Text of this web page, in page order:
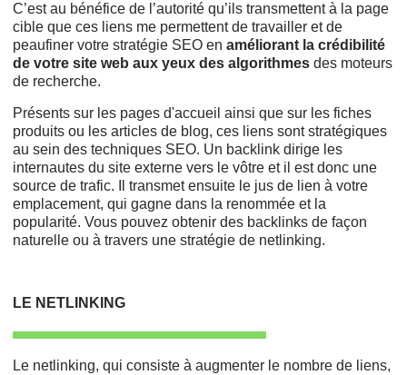
C’est au bénéfice de l’autorité qu’ils transmettent à la page
cible que ces liens me permettent de travailler et de
peaufiner votre stratégie SEO enaméliorant la crédibilité
de votre site web aux yeux des algorithmes des moteurs
de recherche.
Présents sur les pages d'accueil ainsi que sur les fiches
produits ou les articles de blog, ces liens sont stratégiques
au sein des techniques SEO. Un backlink dirige les
internautes du site externe vers le vôtre et il est donc une
source de trafic. Il transmet ensuite le jus de lien à votre
emplacement, qui gagne dans la renommée et la
popularité. Vous pouvez obtenir des backlinks de façon
naturelle ou à travers une stratégie de netlinking.
LE NETLINKING
Le netlinking, qui consiste à augmenter le nombre de liens,